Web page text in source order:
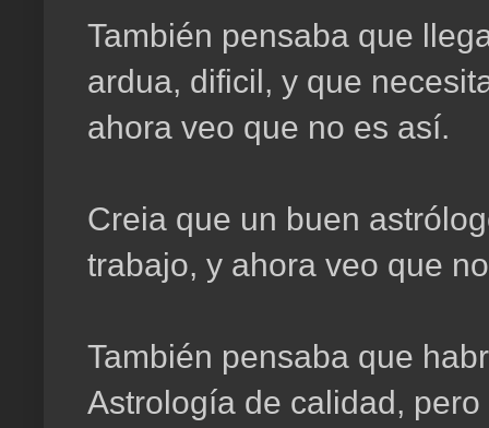
También pensaba que
ardua, dificil, y que
ahora veo que no es así.
Creia que un buen
trabajo, y ahora veo que
También pensaba que
Astrología de calidad,